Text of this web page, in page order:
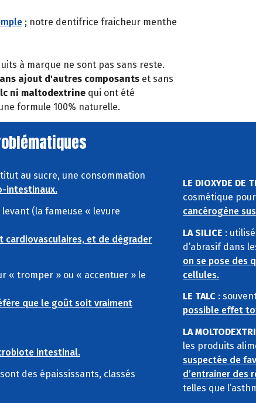
; notre dentifrice fraicheur menthe
à marque ne sont pas sans reste.
ajout d'autres composants et sans
ni maltodextrine qui ont été
formule 100% naturelle.
au sucre, une consommation
intestinaux.
levant (la fameuse « levure
cardiovasculaires, et de dégrader
« tromper » ou « accentuer » le
que le goût soit vraiment
intestinal.
des épaississants, classés
LE DIOXYDE DE
cosmétique
cancérogène
LA SILICE :
d’abrasif dans
on se pose des
cellules.
LE TALC :
possible effet
LA
les produits
suspectée de
d’entrainer des
telles que